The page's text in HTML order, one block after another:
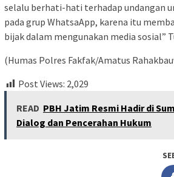
selalu berhati-hati terhadap undangan
pada grup WhatsaApp, karena itu
bijak dalam mengunakan media sosial”
(Humas Polres Fakfak/Amatus
Post Views: 2,029
READ PBH Jatim Resmi Hadir di
Dialog dan Pencerahan Hukum